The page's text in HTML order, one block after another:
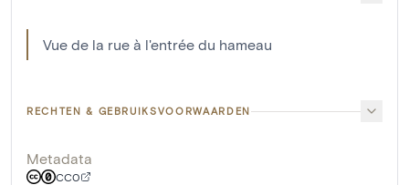
Vue de la rue à l'entrée du hameau
RECHTEN & GEBRUIKSVOORWAARDEN
Metadata
CC0